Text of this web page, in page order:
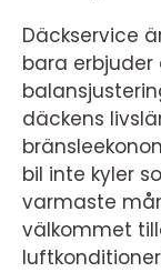
Däckservice
bara
däckens
bil inte kyler
varmaste
välkommet